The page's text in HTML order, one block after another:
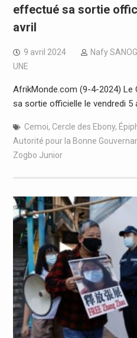
effectué sa sortie
avril
9 avril 2024 Nafy
UNE
AfrikMonde.com (9-4-2024) Le
sa sortie officielle le vendredi 5
Cemoi, Cercle des Ebony,
Autorité pour la Bonne
Zogbo Junior